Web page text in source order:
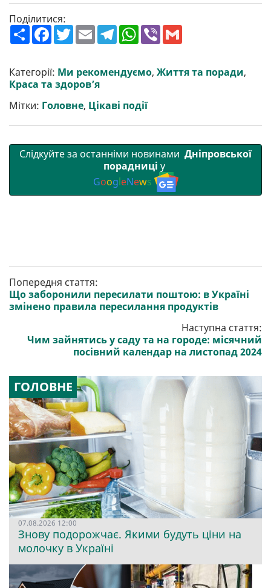
Поділитися:
П
о
р
и
т
F
a
b
o
o
T
w
e
r
E
m
l
T
e
g
r
m
W
h
s
A
p
V
r l
Категорії: Ми рекомендуємо, Життя та поради,
Краса та здоров’я
Мітки: Головне, Цікаві події
Слідкуйте за останніми новинами Дніпровської
порадниці у
GoogleNews
Попередня стаття:
Що заборонили пересилати поштою: в Україні
змінено правила пересилання продуктів
Наступна стаття:
Чим зайнятись у саду та на городе: місячний
посівний календар на листопад 2024
ГОЛОВНЕ
07.08.2026 12:00
Знову подорожчає. Якими будуть ціни на
молочку в Україні